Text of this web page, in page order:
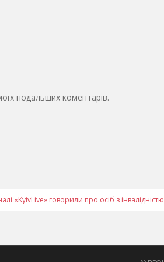
подальших коментарів.
«KyivLive» говорили про осіб з інвалідністю